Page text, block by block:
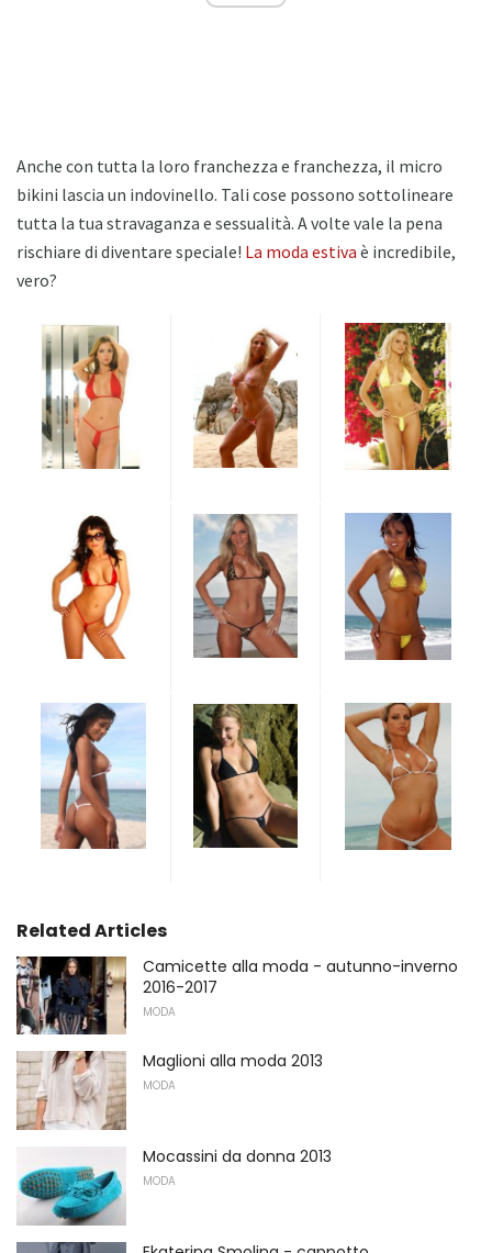
Anche con tutta la loro franchezza e franchezza, il micro
bikini lascia un indovinello. Tali cose possono sottolineare
tutta la tua stravaganza e sessualità. A volte vale la pena
rischiare di diventare speciale! La moda estiva è incredibile,
vero?
Related Articles
Camicette alla moda - autunno-inverno
2016-2017
MODA
Maglioni alla moda 2013
MODA
Mocassini da donna 2013
MODA